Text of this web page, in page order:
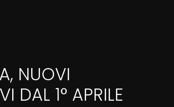
NUOVI
DAL 1° APRILE